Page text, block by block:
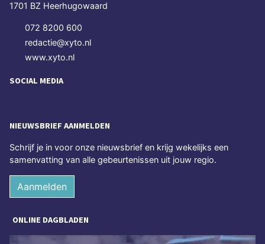
1701 BZ Heerhugowaard
072 8200 600
redactie@xyto.nl
www.xyto.nl
SOCIAL MEDIA
NIEUWSBRIEF AANMELDEN
Schrijf je in voor onze nieuwsbrief en krijg wekelijks een
samenvatting van alle gebeurtenissen uit jouw regio.
Aanmelden
ONLINE DAGBLADEN